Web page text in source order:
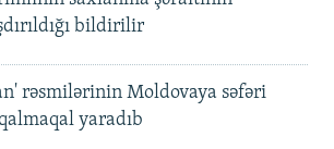
bildirilir
rəsmilərinin Moldovaya səfəri
yaradıb